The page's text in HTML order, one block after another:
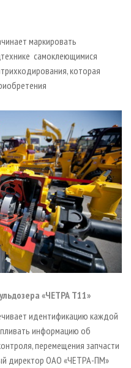
ПЛИТ
маркировать
самоклеющимися
которая
«ЧЕТРА Т11»
идентификацию каждой
информацию об
перемещения запчасти
директор ОАО «ЧЕТРА-ПМ»